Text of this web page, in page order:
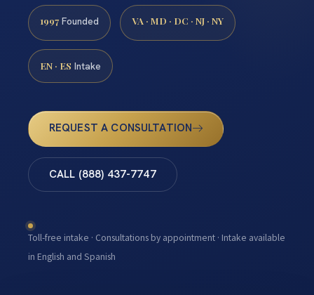
1997 Founded VA · MD · DC · NJ · NY
EN · ES Intake
REQUEST A CONSULTATION
CALL (888) 437-7747
Toll-free intake · Consultations by appointment · Intake available
in English and Spanish